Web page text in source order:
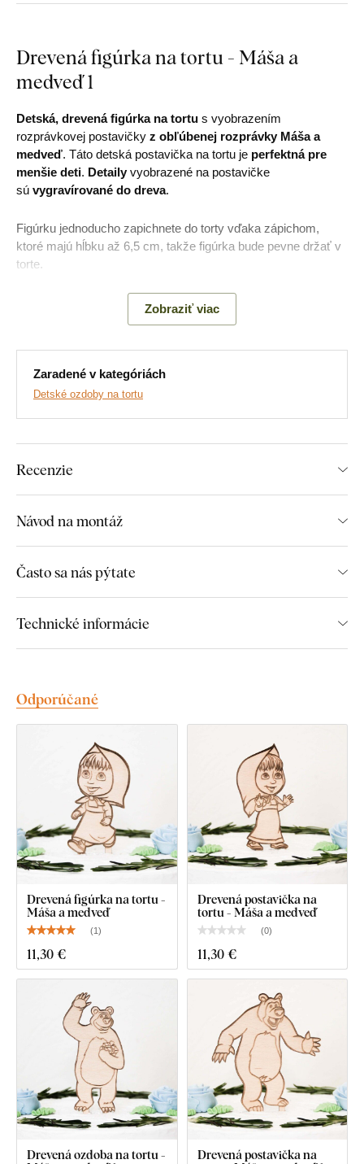
Drevená figúrka na tortu - Máša a
medveď 1
Detská, drevená figúrka na tortu s vyobrazením
rozprávkovej postavičky z obľúbenej rozprávky Máša a
medveď. Táto detská postavička na tortu je perfektná pre
menšie deti. Detaily vyobrazené na postavičke
sú vygravírované do dreva.
Figúrku jednoducho zapichnete do torty vďaka zápichom,
ktoré majú hĺbku až 6,5 cm, takže figúrka bude pevne držať v
torte.
Zobraziť viac
Zaradené v kategóriách
Detské ozdoby na tortu
Recenzie
Návod na montáž
Často sa nás pýtate
Technické informácie
Odporúčané
Drevená figúrka na tortu -
Máša a medveď
(1)
11,30 €
Drevená postavička na
tortu - Máša a medveď
(0)
11,30 €
Drevená ozdoba na tortu -
Drevená postavička na